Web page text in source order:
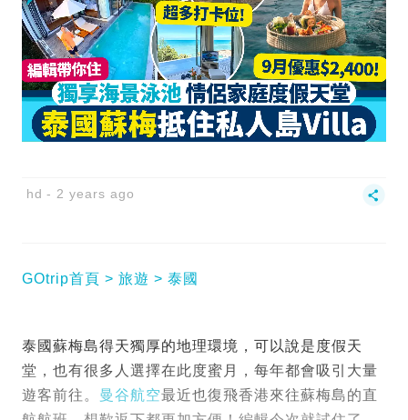
hd 2 years ago
GOtrip首頁 旅遊 泰國
泰國蘇梅島得天獨厚的地理環境，可以說是度假天
堂，也有很多人選擇在此度蜜月，每年都會吸引大量
遊客前往。 曼谷航空最近也復飛香港來往蘇梅島的直